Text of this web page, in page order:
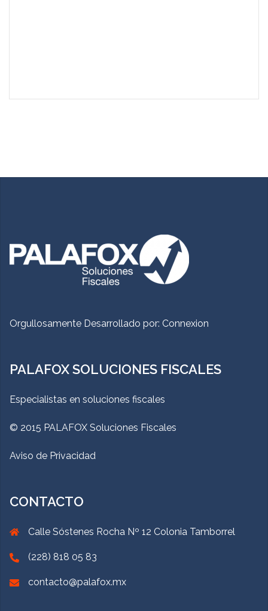
Orgullosamente Desarrollado por: Connexion
PALAFOX SOLUCIONES FISCALES
Especialistas en soluciones fiscales
© 2015 PALAFOX Soluciones Fiscales
Aviso de Privacidad
CONTACTO
Calle Sóstenes Rocha Nº 12 Colonia Tamborrel
(228) 818 05 83
contacto@palafox.mx